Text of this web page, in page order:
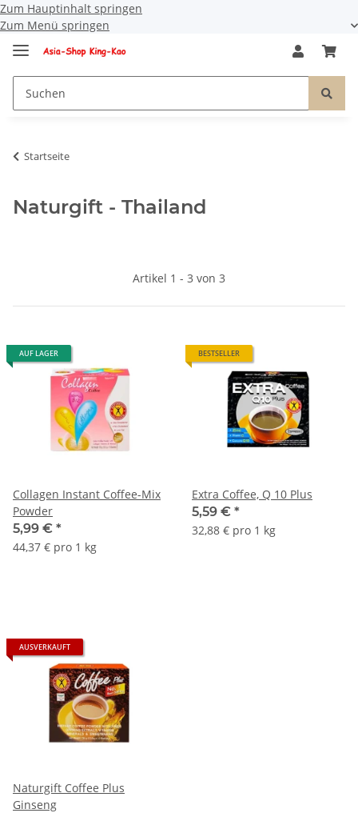
Zum Hauptinhalt springen
Zum Menü springen
Startseite
Naturgift - Thailand
Artikel 1 - 3 von 3
AUF LAGER
Collagen Instant Coffee-Mix
Powder
5,99 € *
44,37 € pro 1 kg
BESTSELLER
Extra Coffee, Q 10 Plus
5,59 € *
32,88 € pro 1 kg
AUSVERKAUFT
Naturgift Coffee Plus
Ginseng